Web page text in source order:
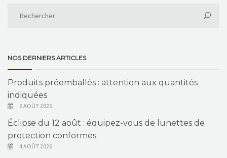
NOS DERNIERS ARTICLES
Produits préemballés : attention aux quantités
indiquées
6 AOÛT 2026
Éclipse du 12 août : équipez-vous de lunettes de
protection conformes
4 AOÛT 2026